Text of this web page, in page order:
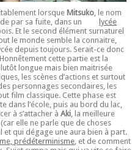
lorsque Mitsuko , le nom
par sa fuite, dans un
lycée
Et le second élément surnaturel
le monde semble la connaitre,
depuis toujours. Serait-ce donc
cette partie est la
longue mais bien maitrisée
les scènes d’actions et surtout
personnages secondaires, les
film classique. Cette phase est
dans l’école, puis au bord du lac,
à s’attacher à Aki , la meilleure
(car elle ne parle que de choses
qui dégage une aura bien à part.
prédéterminisme , et de comment